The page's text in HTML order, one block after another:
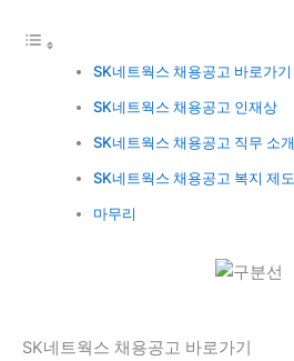
SK네트웍스 채용공고 바로가기
SK네트웍스 채용공고 인재상
SK네트웍스 채용공고 직무 소개
SK네트웍스 채용공고 복지 제도
마무리
SK네트웍스 채용공고 바로가기